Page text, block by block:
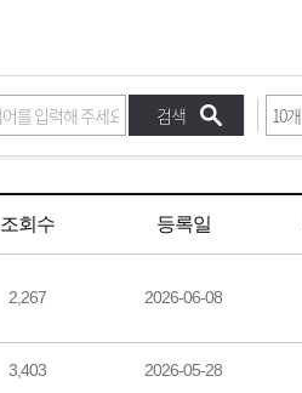
조회수 등록일
2,267 2026-06-08
3,403 2026-05-28